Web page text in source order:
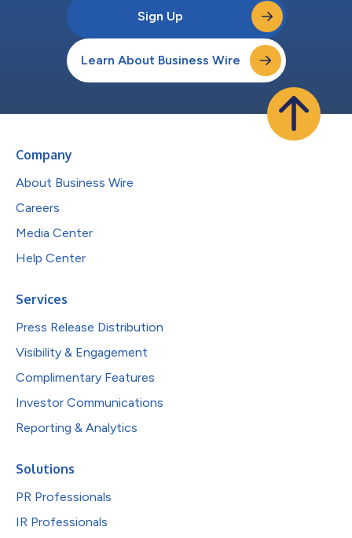
Sign Up
Learn About Business Wire
Company
About Business Wire
Careers
Media Center
Help Center
Services
Press Release Distribution
Visibility & Engagement
Complimentary Features
Investor Communications
Reporting & Analytics
Solutions
PR Professionals
IR Professionals